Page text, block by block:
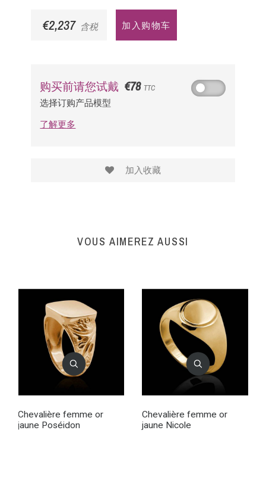
€2,237 含税 加入购物车
购买前请您试戴 €78 TTC
选择订购产品模型
了解更多
加入收藏
VOUS AIMEREZ AUSSI
Chevalière femme or
jaune Poséidon
Chevalière femme or
jaune Nicole